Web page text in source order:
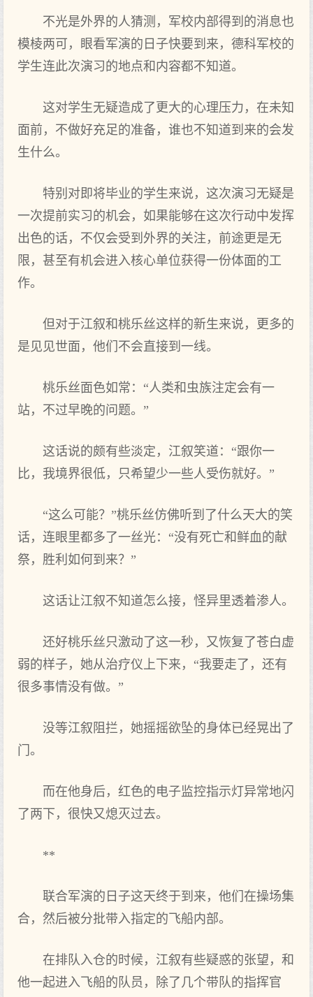
不光是外界的人猜测，军校内部得到的消息也
模棱两可，眼看军演的日子快要到来，德科军校的
学生连此次演习的地点和内容都不知道。
这对学生无疑造成了更大的心理压力，在未知
面前，不做好充足的准备，谁也不知道到来的会发
生什么。
特别对即将毕业的学生来说，这次演习无疑是
一次提前实习的机会，如果能够在这次行动中发挥
出色的话，不仅会受到外界的关注，前途更是无
限，甚至有机会进入核心单位获得一份体面的工
作。
但对于江叙和桃乐丝这样的新生来说，更多的
是见见世面，他们不会直接到一线。
桃乐丝面色如常：“人类和虫族注定会有一
站，不过早晚的问题。”
这话说的颇有些淡定，江叙笑道：“跟你一
比，我境界很低，只希望少一些人受伤就好。”
“这么可能？”桃乐丝仿佛听到了什么天大的笑
话，连眼里都多了一丝光：“没有死亡和鲜血的献
祭，胜利如何到来？”
这话让江叙不知道怎么接，怪异里透着渗人。
还好桃乐丝只激动了这一秒，又恢复了苍白虚
弱的样子，她从治疗仪上下来，“我要走了，还有
很多事情没有做。”
没等江叙阻拦，她摇摇欲坠的身体已经晃出了
门。
而在他身后，红色的电子监控指示灯异常地闪
了两下，很快又熄灭过去。
**
联合军演的日子这天终于到来，他们在操场集
合，然后被分批带入指定的飞船内部。
在排队入仓的时候，江叙有些疑惑的张望，和
他一起进入飞船的队员，除了几个带队的指挥官